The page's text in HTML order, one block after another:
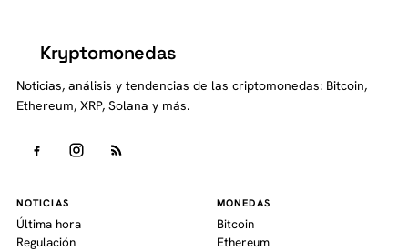
Kryptomonedas
Noticias, análisis y tendencias de las criptomonedas: Bitcoin,
Ethereum, XRP, Solana y más.
NOTICIAS
Última hora
Regulación
MONEDAS
Bitcoin
Ethereum